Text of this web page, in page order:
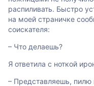
распиливать. Быстро
на моей страничке
соискателя:
– Что делаешь?
Я ответила с ноткой
– Представляешь, пилю